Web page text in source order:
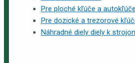
Pre ploché kľúče a autokľúče
Pre dozické a trezorové
Náhradné diely diely k